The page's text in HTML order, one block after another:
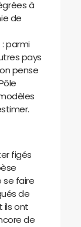
à
de
parmi
pays
pense
figés
se faire
de
ils ont
de